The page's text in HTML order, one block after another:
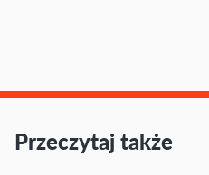
Przeczytaj także